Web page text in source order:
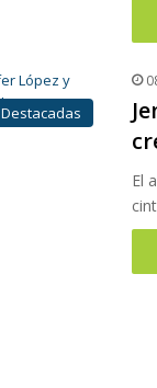
Destacadas
El